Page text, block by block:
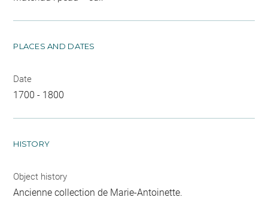
PLACES AND DATES
Date
1700 - 1800
HISTORY
Object history
Ancienne collection de Marie-Antoinette.